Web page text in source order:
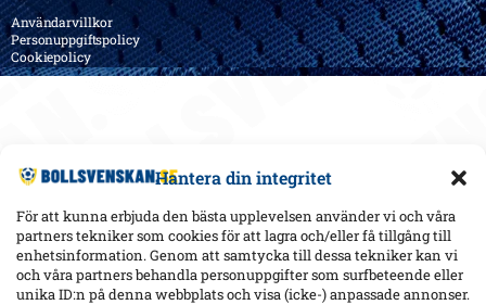
Hantera din integritet
För att kunna erbjuda den bästa upplevelsen använder vi och våra
partners tekniker som cookies för att lagra och/eller få tillgång till
enhetsinformation. Genom att samtycka till dessa tekniker kan vi
och våra partners behandla personuppgifter som surfbeteende eller
unika ID:n på denna webbplats och visa (icke-) anpassade annonser.
Användarvillkor
Personuppgiftspolicy
Cookiepolicy